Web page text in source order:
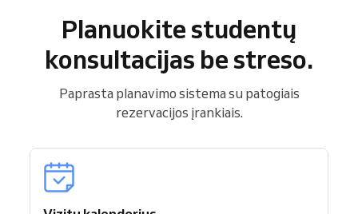
Planuokite studentų
konsultacijas be streso.
Paprasta planavimo sistema su patogiais
rezervacijos įrankiais.